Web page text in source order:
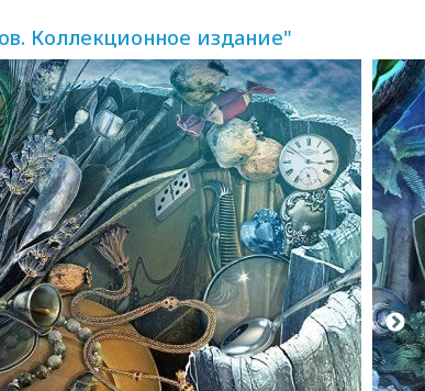
Коллекционное издание"